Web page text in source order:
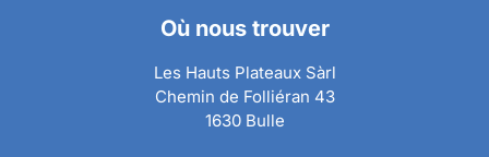
Où nous trouver
Les Hauts Plateaux Sàrl
Chemin de Folliéran 43
1630 Bulle